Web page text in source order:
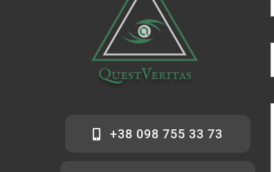
+38 098 755 33 73